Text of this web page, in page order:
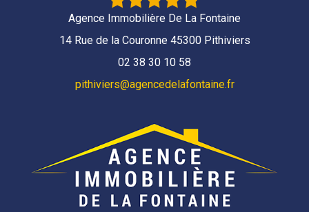
Agence Immobilière De La Fontaine
14 Rue de la Couronne 45300 Pithiviers
02 38 30 10 58
pithiviers@agencedelafontaine.fr